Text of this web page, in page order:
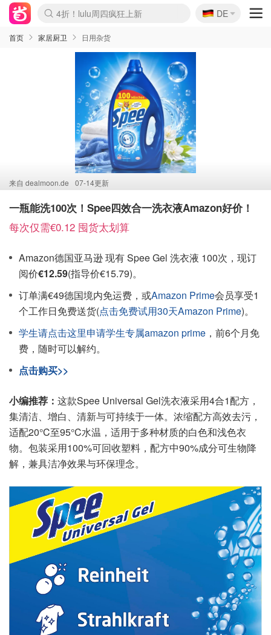
Boticinal 夏促开抢！
4折！lulu周四疯狂上新
还没结束！&OtherStories大促
Joybuy变相75折 随时失效
速领！Stanley独家85折
疑似霸哥！Camper额外叠85折
Zalando 奥莱闪促！每日更新
Moncler反季囤！5折起+叠9折
Coach Brooklyn仅€192
🇩🇪
DE
首页 家居厨卫 日用杂货
来自 dealmoon.de 07-14更新
一瓶能洗100次！Spee四效合一洗衣液Amazon好价！
每次仅需€0.12 囤货太划算
Amazon德国亚马逊 现有 Spee Gel 洗衣液 100次，现订
阅价€12.59(指导价€15.79)。
订单满€49德国境内免运费，或Amazon Prime会员享受1
个工作日免费送货(点击免费试用30天Amazon Prime)。
学生请点击这里申请学生专属amazon prime ，前6个月免
费，随时可以解约。
点击购买>>
小编推荐： 这款Spee Universal Gel洗衣液采用4合1配方，
集清洁、增白、清新与可持续于一体。浓缩配方高效去污，
适配20°C至95°C水温，适用于多种材质的白色和浅色衣
物。包装采用100%可回收塑料，配方中90%成分可生物降
解，兼具洁净效果与环保理念。